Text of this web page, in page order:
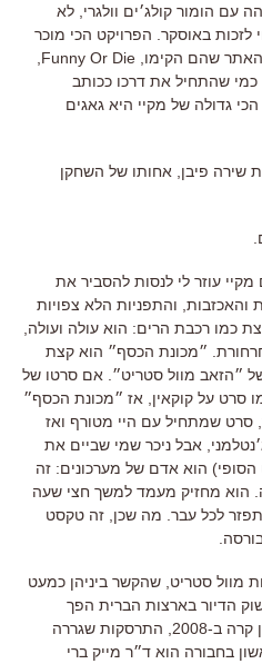
עם הומור קולג׳ים וולגרי, לא
באוסקר. הפרויקט הכי מוכר
כמי שהתחיל את דרכו ככותב
גדולה של מקיי היא גאגים
שירה פיבן, אחותו של השחקן
עוזר לי לנסות להסביר את
והתפניות הלא צפויות
כמו רכבת הרים: הוא עולה ועולה,
״מכונת הכסף״ הוא קצת
״הזאב מוול סטריט״. אם סרטו של
סרט על קוקאין, אז ״מכונת הכסף״
סרט שמתחיל עם היי מטורף ואז
אבל ניכר שמי שביים את
הוא אדם של מערכונים: זה
הוא מחזיק מעמד למשך חצי שעה
לכל עבר. מה שכן, זה טקסט
מוול סטריט, שהקשר ביניהן כמעט
הן זיהו בסביבות 2005 ששוק הדיור בארצות הברית הפך
לבועה, רגע לפני קריסה (מה שאכן קרה ב-2008, התרסקות שגררה
בחבורה הוא ד״ר מייק ברי